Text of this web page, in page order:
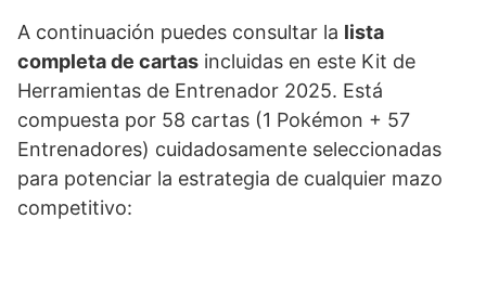
A continuación puedes consultar la lista
completa de cartas incluidas en este Kit de
Herramientas de Entrenador 2025. Está
compuesta por 58 cartas (1 Pokémon + 57
Entrenadores) cuidadosamente seleccionadas
para potenciar la estrategia de cualquier mazo
competitivo: